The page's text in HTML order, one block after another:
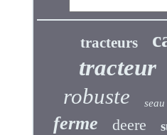
tracteurs
tracteur
robuste seau
ferme deere